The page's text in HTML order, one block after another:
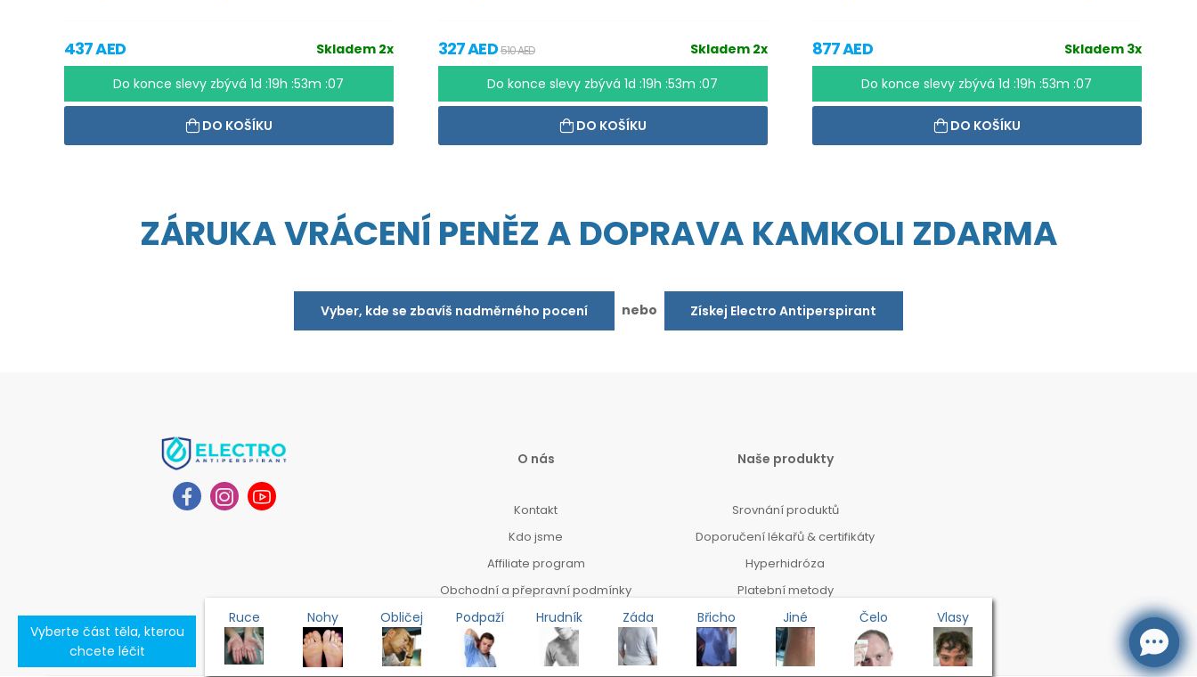
Vyberte část těla, kterou
chcete léčit
Ruce Nohy Obličej Podpaží Hrudník Záda Břicho Jiné Čelo Vlasy
Skladem 2x
437 AED
Do konce slevy zbývá1d :19h :53m :06
DO KOŠÍKU
Skladem 2x
327 AED510 AED
Do konce slevy zbývá1d :19h :53m :06
DO KOŠÍKU
Skladem 3x
877 AED
Do konce slevy zbývá1d :19h :53m :06
DO KOŠÍKU
ZÁRUKA VRÁCENÍ PENĚZ A DOPRAVA KAMKOLI ZDARMA
Vyber, kde se zbavíš nadměrného pocení nebo Získej Electro Antiperspirant
O nás
Kontakt
Kdo jsme
Affiliate program
Obchodní a přepravní podmínky
Naše produkty
Srovnání produktů
Doporučení lékařů & certifikáty
Hyperhidróza
Platební metody
Kontraindikace